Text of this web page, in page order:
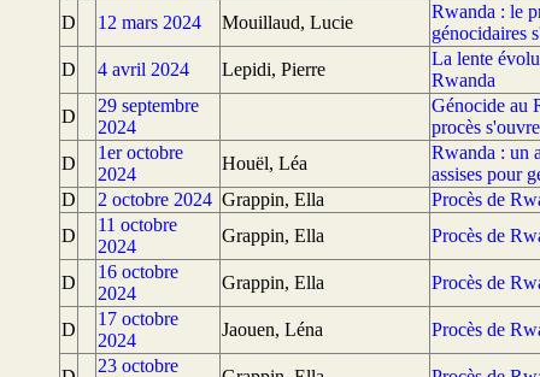
D
12 mars 2024 Mouillaud, Lucie
Rwanda : le
génocidaires
D
4 avril 2024 Lepidi, Pierre
La lente
Rwanda
D
29 septembre
2024
Génocide au
procès
D
1er octobre
2024
Houël, Léa
Rwanda : un
assises pour
D
2 octobre 2024 Grappin, Ella
Procès de
D
11 octobre
2024
Grappin, Ella Procès de
D
16 octobre
2024
Grappin, Ella Procès de
D
17 octobre
2024
Jaouen, Léna Procès de
23 octobre